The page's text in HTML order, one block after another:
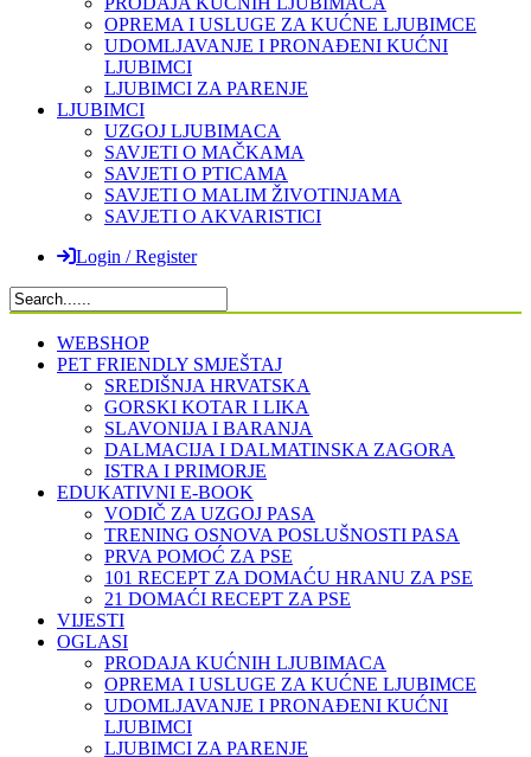
OPREMA I USLUGE ZA KUĆNE LJUBIMCE
UDOMLJAVANJE I PRONAĐENI KUĆNI
LJUBIMCI
LJUBIMCI ZA PARENJE
LJUBIMCI
UZGOJ LJUBIMACA
SAVJETI O MAČKAMA
SAVJETI O PTICAMA
SAVJETI O MALIM ŽIVOTINJAMA
SAVJETI O AKVARISTICI
Login / Register
WEBSHOP
PET FRIENDLY SMJEŠTAJ
SREDIŠNJA HRVATSKA
GORSKI KOTAR I LIKA
SLAVONIJA I BARANJA
DALMACIJA I DALMATINSKA ZAGORA
ISTRA I PRIMORJE
EDUKATIVNI E-BOOK
VODIČ ZA UZGOJ PASA
TRENING OSNOVA POSLUŠNOSTI PASA
PRVA POMOĆ ZA PSE
101 RECEPT ZA DOMAĆU HRANU ZA PSE
21 DOMAĆI RECEPT ZA PSE
VIJESTI
OGLASI
PRODAJA KUĆNIH LJUBIMACA
OPREMA I USLUGE ZA KUĆNE LJUBIMCE
UDOMLJAVANJE I PRONAĐENI KUĆNI
LJUBIMCI
LJUBIMCI ZA PARENJE